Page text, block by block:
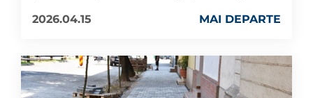
2026.04.15
MAI DEPARTE